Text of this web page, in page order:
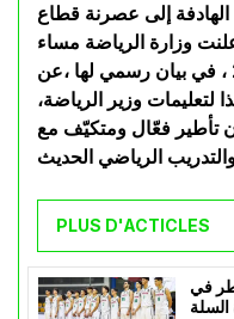
الهادفة إلى عصرنة قطاع
وزارة الرياضة مساء
أمس الجمعة 25 جويلية 2025 ، في بيان رسمي لها ،عن
لتعليمات وزير الرياضة،
تأطير فعّال ومتكيّف مع
PLUS D'ACTICLES
في
السلة